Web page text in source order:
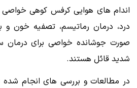
اندام های هوایی کرفس کوهی
درد، درمان رماتیسم، تصفیه خون و
صورت جوشانده خواصی برای درمان
شدید قائل هستند.
در مطالعات و بررسی های انجام